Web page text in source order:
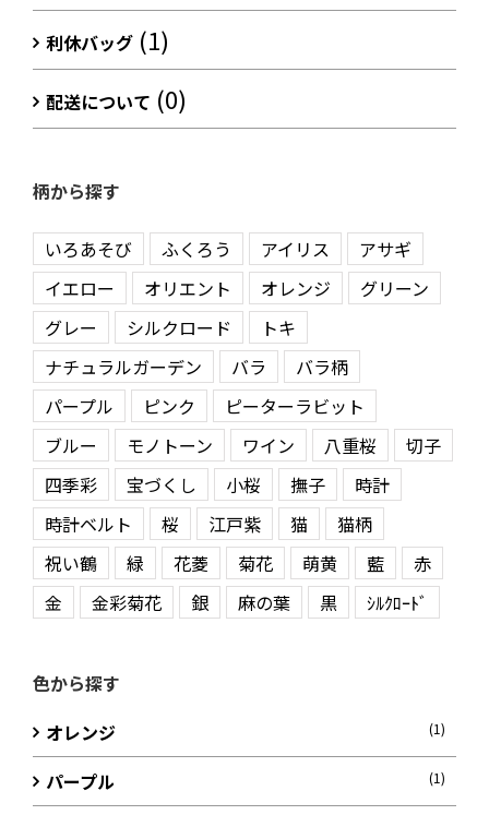
利休バッグ (1)
配送について (0)
柄から探す
いろあそび ふくろう アイリス
アサギ
イエロー
オリエント オレンジ
グリーン
グレー
シルクロード
トキ
ナチュラルガーデン
バラ
バラ柄
パープル
ピンク
ピーターラビット
ブルー
モノトーン ワイン 八重桜
切子
四季彩
宝づくし 小桜 撫子
時計
時計ベルト
桜 江戸紫 猫
猫柄
祝い鶴
緑 花菱 菊花 萌黄 藍
赤
金
金彩菊花 銀 麻の葉 黒 ｼﾙｸﾛｰﾄﾞ
色から探す
オレンジ
(1)
パープル (1)